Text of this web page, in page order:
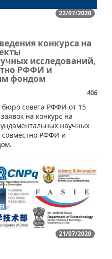
22/07/2020
конкурса на
исследований,
РФФИ и
фондом
406
бюро совета РФФИ от 15
на конкурс на
научных
РФФИ и
21/07/2020